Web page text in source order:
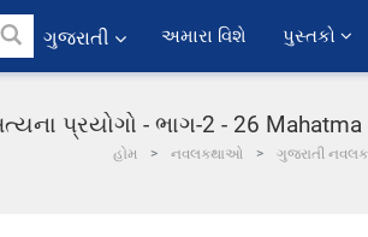
ગુજરાતી અમારા વિશે પુસ્તકો
પ્રયોગો - ભાગ-2 - 26 Mahatma
હોમ નવલકથાઓ ગુજરાતી